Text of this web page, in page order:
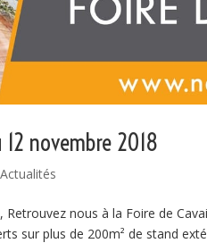
novembre 2018
Actualités
nous à la Foire de
sur plus de 200m² de stand